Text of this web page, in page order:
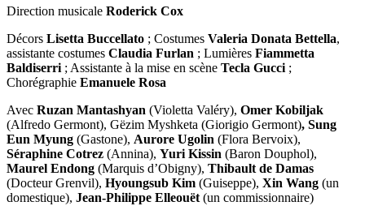
Direction musicale Roderick Cox
Décors Lisetta Buccellato ; Costumes Valeria Donata Bettella,
assistante costumes Claudia Furlan ; Lumières Fiammetta
Baldiserri ;Assistante à la mise en scène Tecla Gucci;
Chorégraphie Emanuele Rosa
Avec Ruzan Mantashyan (Violetta Valéry), Omer Kobiljak
(Alfredo Germont), Gëzim Myshketa (Giorigio Germont), Sung
Eun Myung (Gastone), Aurore Ugolin (Flora Bervoix),
Séraphine Cotrez (Annina), Yuri Kissin (Baron Douphol),
Maurel Endong (Marquis d’Obigny), Thibault de Damas
(Docteur Grenvil), Hyoungsub Kim (Guiseppe), Xin Wang (un
domestique), Jean-Philippe Elleouët(un commissionnaire)